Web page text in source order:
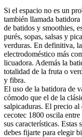
Si el espacio no es un
también llamada
de batidos y smoothies,
purés, sopas, salsas y
verduras. En definitiva,
electrodoméstico más
licuadora. Además la
totalidad de la fruta o
y fibra.
El uso de la batidora de
cómodo que el de la
salpicaduras. El precio al
cecotec 1800 oscila
sus características. Estas
debes fijarte para elegir